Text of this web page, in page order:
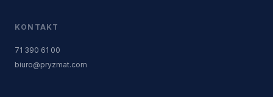
KONTAKT
71 390 61 00
biuro@pryzmat.com